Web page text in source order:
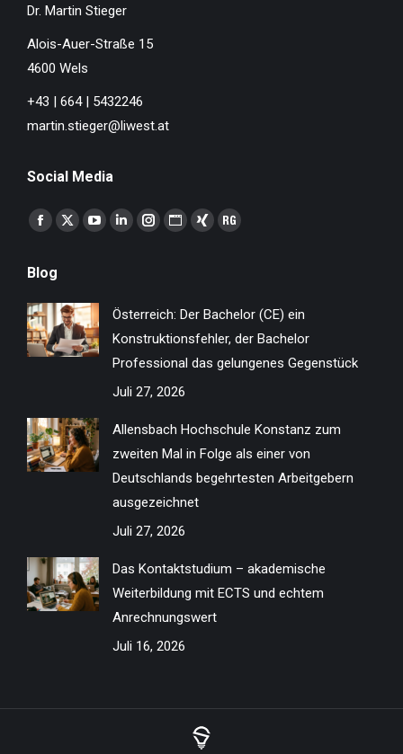
Dr. Martin Stieger
Alois-Auer-Straße 15
4600 Wels
+43 | 664 | 5432246
martin.stieger@liwest.at
Social Media
Finden Sie uns auf:
Facebook
opens
in
new
window
X
in
new
window
YouTube
in
new
window
Linkedin
new
window
Instagram
new
window
Website
new
window
XING
new
window
ResearchGate
new
window
Blog
Österreich: Der Bachelor (CE) ein
Konstruktionsfehler, der Bachelor
Professional das gelungenes Gegenstück
Juli 27, 2026
Allensbach Hochschule Konstanz zum
zweiten Mal in Folge als einer von
Deutschlands begehrtesten Arbeitgebern
ausgezeichnet
Juli 27, 2026
Das Kontaktstudium – akademische
Weiterbildung mit ECTS und echtem
Anrechnungswert
Juli 16, 2026